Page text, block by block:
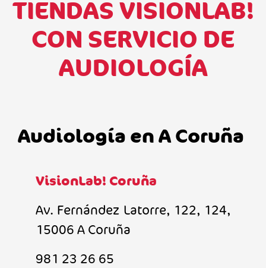
TIENDAS VISIONLAB!
CON SERVICIO DE
AUDIOLOGÍA
Audiología en A Coruña
VisionLab! Coruña
Av. Fernández Latorre, 122, 124,
15006 A Coruña
981 23 26 65